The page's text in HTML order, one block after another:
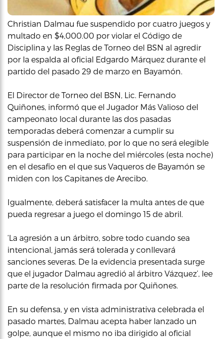
Christian Dalmau fue suspendido por cuatro juegos y
multado en $4,000.00 por violar el Código de
Disciplina y las Reglas de Torneo del BSN al agredir
por la espalda al oficial Edgardo Márquez durante el
partido del pasado 29 de marzo en Bayamón.
El Director de Torneo del BSN, Lic. Fernando
Quiñones, informó que el Jugador Más Valioso del
campeonato local durante las dos pasadas
temporadas deberá comenzar a cumplir su
suspensión de inmediato, por lo que no será elegible
para participar en la noche del miércoles (esta noche)
en el desafío en el que sus Vaqueros de Bayamón se
miden con los Capitanes de Arecibo.
Igualmente, deberá satisfacer la multa antes de que
pueda regresar a juego el domingo 15 de abril.
‘La agresión a un árbitro, sobre todo cuando sea
intencional, jamás será tolerada y conllevará
sanciones severas. De la evidencia presentada surge
que el jugador Dalmau agredió al árbitro Vázquez’, lee
parte de la resolución firmada por Quiñones.
En su defensa, y en vista administrativa celebrada el
pasado martes, Dalmau acepta haber lanzado un
golpe, aunque el mismo no iba dirigido al oficial